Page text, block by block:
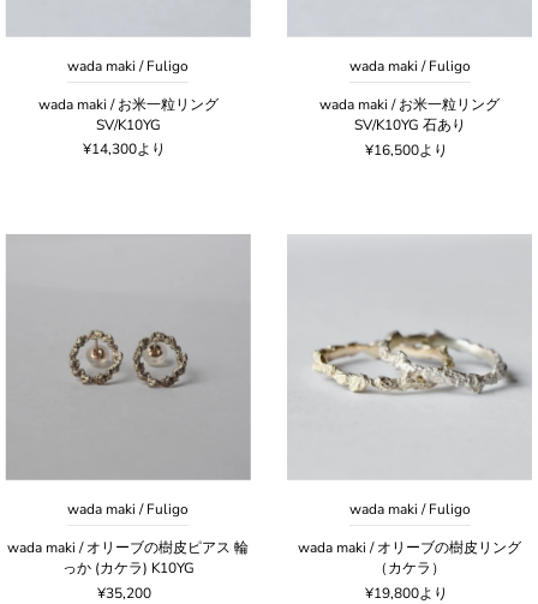
wada maki / Fuligo
wada maki / お米一粒リング
SV/K10YG
¥14,300より
wada maki / Fuligo
wada maki / お米一粒リング
SV/K10YG 石あり
¥16,500より
wada maki / Fuligo
wada maki / オリーブの樹皮ピアス 輪
っか (カケラ) K10YG
¥35,200
wada maki / Fuligo
wada maki / オリーブの樹皮リング
（カケラ）
¥19,800より